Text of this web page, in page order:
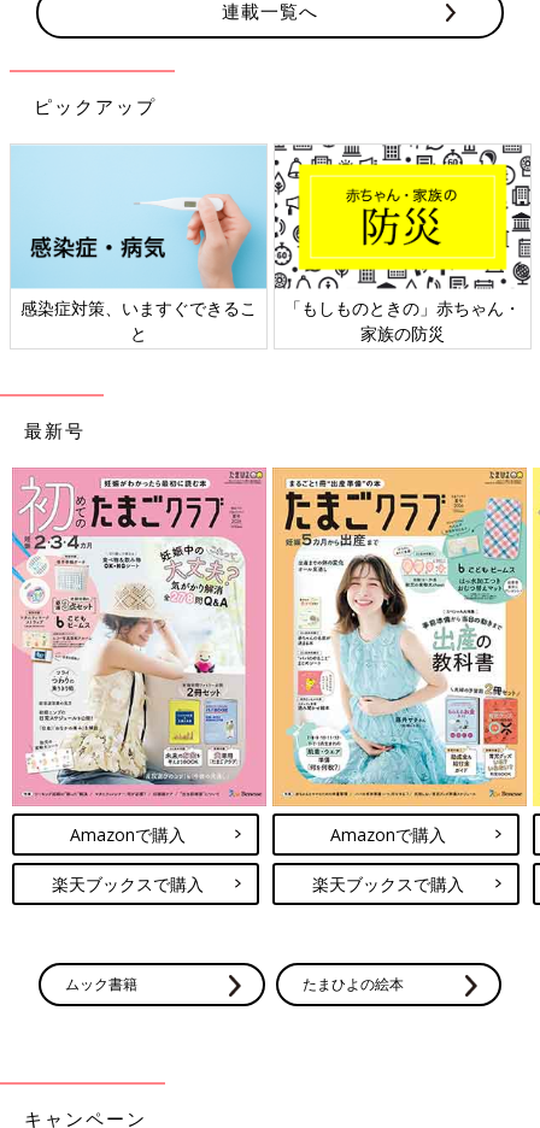
連載一覧へ
ピックアップ
感染症対策、いますぐできるこ
と
「もしものときの」赤ちゃん・
家族の防災
最新号
Amazonで購入
楽天ブックスで購入
Amazonで購入
楽天ブックスで購入
ムック書籍 たまひよの絵本
キャンペーン